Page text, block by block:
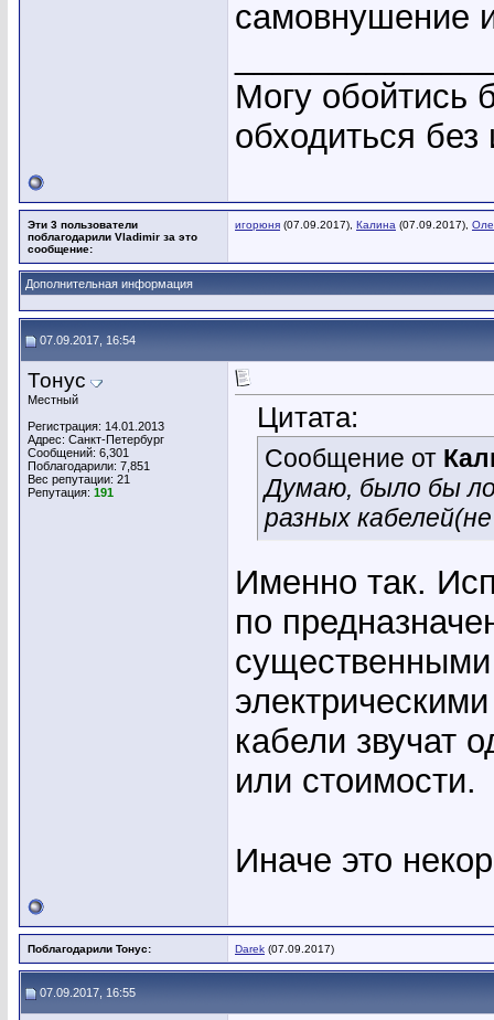
самовнушение
Могу обойтись
обходиться
Эти 3 пользователи
поблагодарили Vladimir за это
сообщение:
игорюня (07.09.2017), Калина (07.09.2017),
Дополнительная информация
07.09.2017, 16:54
Тонус
Местный
Регистрация: 14.01.2013
Адрес: Санкт-Петербург
Сообщений: 6,301
Поблагодарили: 7,851
Вес репутации: 21
Репутация: 191
Цитата:
Сообщение от
Думаю, было бы
разных
Именно так.
по
кабели звучат
или стоимости.
Иначе это
Поблагодарили Тонус: Darek (07.09.2017)
07.09.2017, 16:55